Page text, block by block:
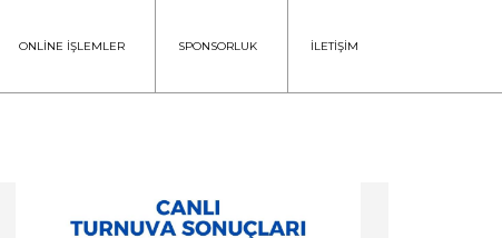
ONLİNE İŞLEMLER SPONSORLUK İLETİŞİM